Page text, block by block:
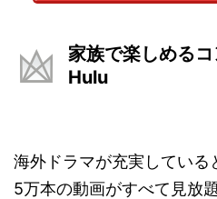
家族で楽しめる
Hulu
海外ドラマが充実している
5万本の動画がすべて見放